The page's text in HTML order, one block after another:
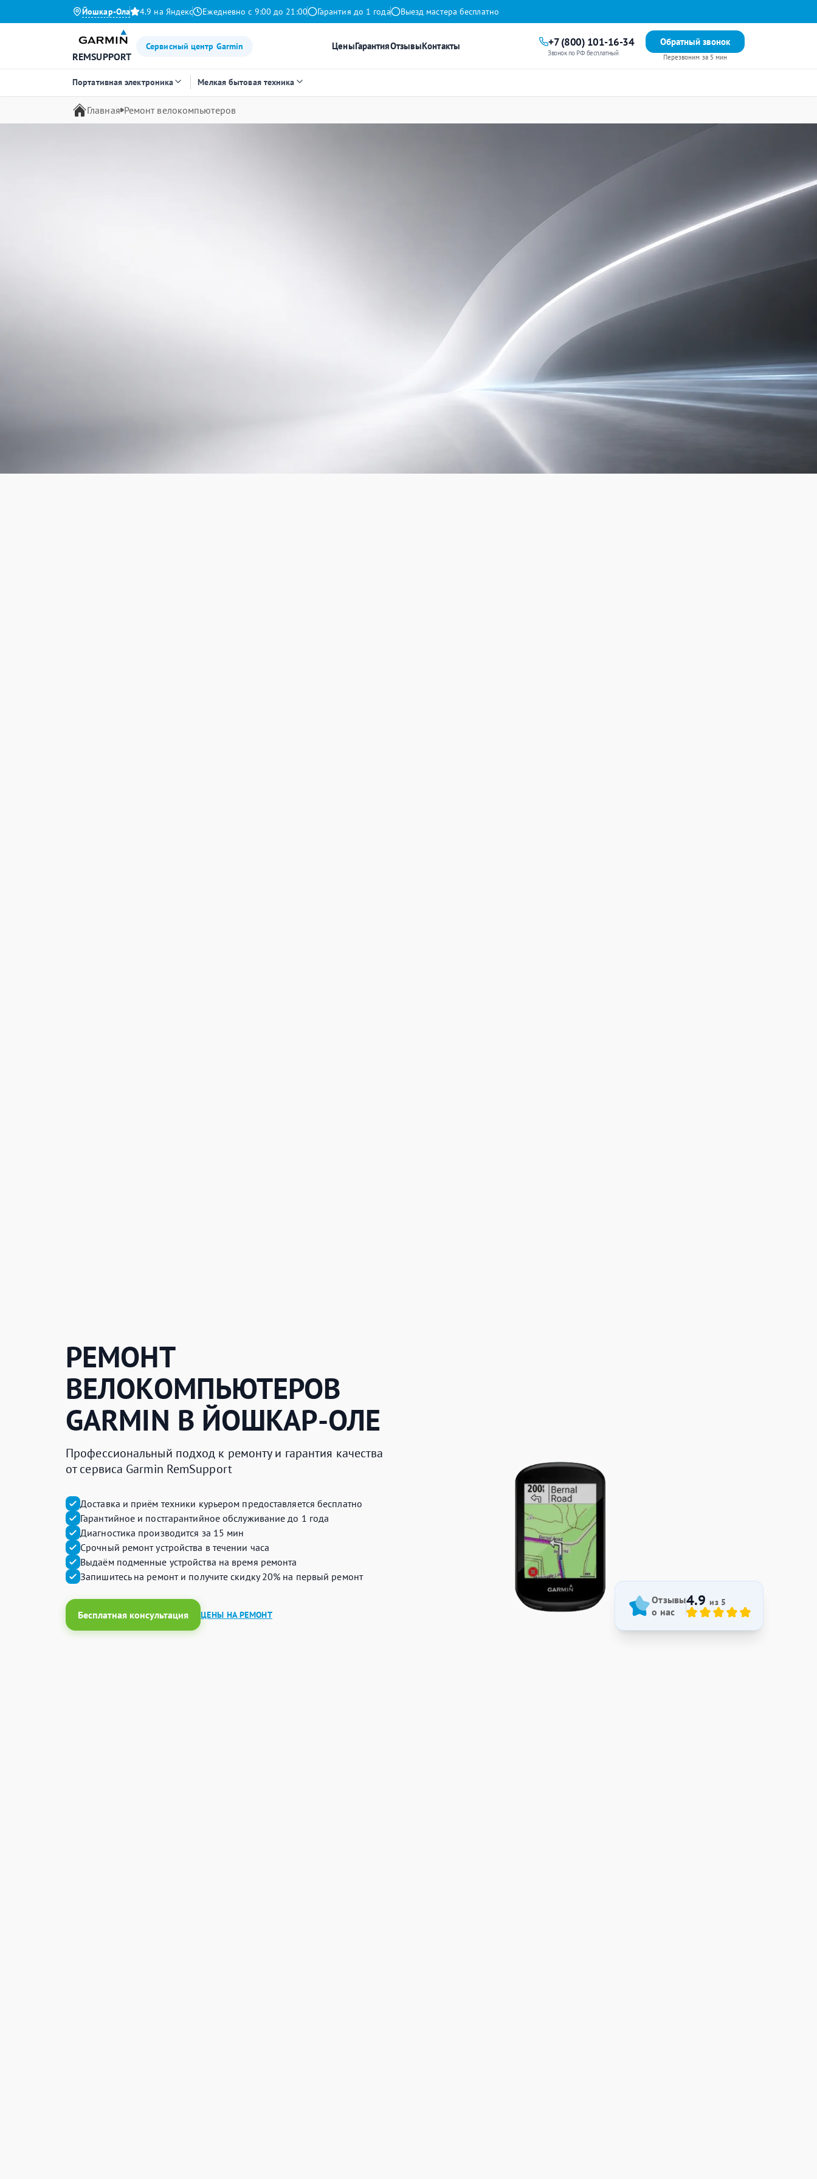
Йошкар-Ола 4.9 на Яндекс Ежедневно с 9:00 до 21:00 Гарантия до 1 года Выезд мастера бесплатно
REMSUPPORT
Сервисный центр Garmin ЦеныГарантияОтзывыКонтакты +7 (800) 101-16-34
Звонок по РФ бесплатный
Обратный звонок
Перезвоним за 5 мин
Портативная электроника Мелкая бытовая техника
Главная Ремонт велокомпьютеров
РЕМОНТ
ВЕЛОКОМПЬЮТЕРОВ
GARMIN В ЙОШКАР-ОЛЕ
Профессиональный подход к ремонту и гарантия качества
от сервиса Garmin RemSupport
Доставка и приём техники курьером предоставляется бесплатно
Гарантийное и постгарантийное обслуживание до 1 года
Диагностика производится за 15 мин
Срочный ремонт устройства в течении часа
Выдаём подменные устройства на время ремонта
Запишитесь на ремонт и получитескидку 20% на первый ремонт
Бесплатная консультация ЦЕНЫ НА РЕМОНТ
Отзывы
о нас
4.9из 5